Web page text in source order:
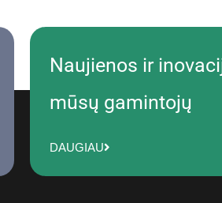
Naujienos ir
mūsų gamintojų
DAUGIAU